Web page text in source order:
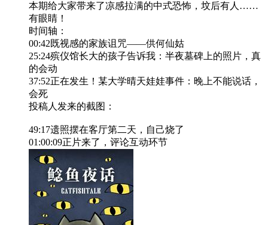
本期给大家带来了凉感拉满的中式恐怖，坟后有人……
有眼睛！
时间轴：
00:42既视感的家族诅咒——供何仙姑
25:24殡仪馆长大的孩子告诉我：半夜墓碑上的照片，真
的会动
37:52正在发生！某大学晴天娃娃事件：晚上不能说话，
会死
投稿人发来的截图：
49:17遗照摆在客厅第二天，自己烧了
01:00:09正片来了，评论互动环节